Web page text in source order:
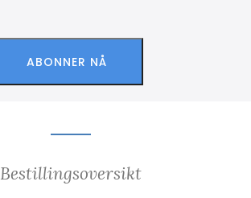
Bestillingsoversikt